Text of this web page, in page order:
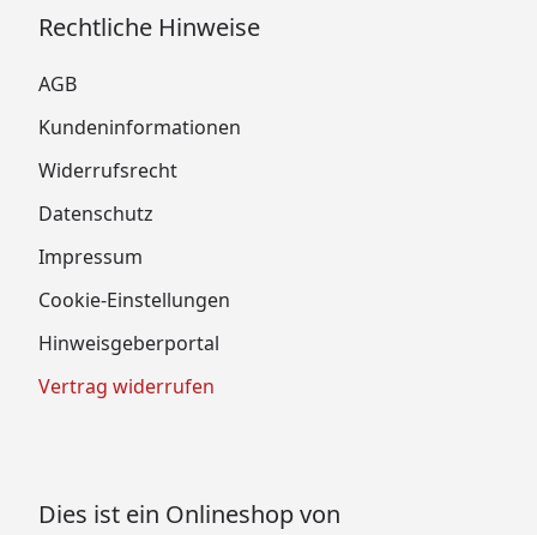
Rechtliche Hinweise
AGB
Kundeninformationen
Widerrufsrecht
Datenschutz
Impressum
Cookie-Einstellungen
Hinweisgeberportal
Vertrag widerrufen
Dies ist ein Onlineshop von